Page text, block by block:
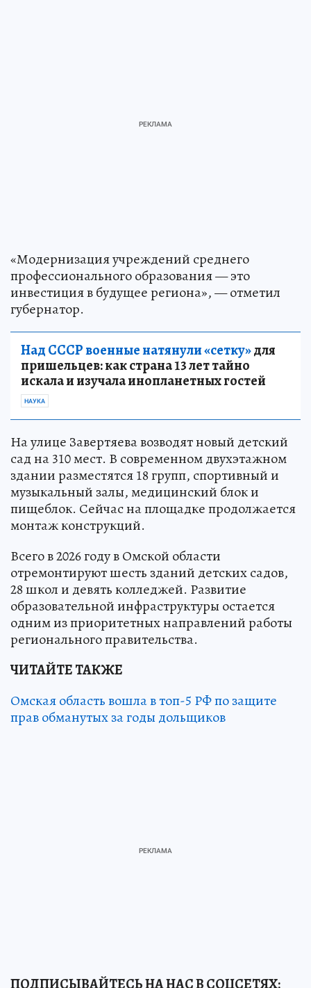
«Модернизация учреждений среднего
профессионального образования — это
инвестиция в будущее региона», — отметил
губернатор.
Над СССР военные натянули «сетку»для
пришельцев: как страна 13 лет тайно
искала и изучала инопланетных гостей
НАУКА
На улице Завертяева возводят новый детский
сад на 310 мест. В современном двухэтажном
здании разместятся 18 групп, спортивный и
музыкальный залы, медицинский блок и
пищеблок. Сейчас на площадке продолжается
монтаж конструкций.
Всего в 2026 году в Омской области
отремонтируют шесть зданий детских садов,
28 школ и девять колледжей. Развитие
образовательной инфраструктуры остается
одним из приоритетных направлений работы
регионального правительства.
ЧИТАЙТЕ ТАКЖЕ
Омская область вошла в топ-5 РФ по защите
прав обманутых за годы дольщиков